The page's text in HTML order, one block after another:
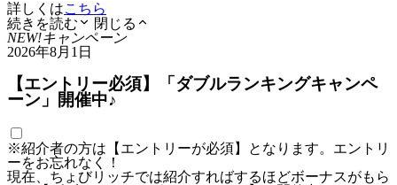
詳しくはこちら
続きを読む
閉じる
NEW!キャンペーン
2026年8月1日
【エントリー必須】「ダブルランキングキャンペ
ーン」開催中♪
※紹介者の方は【エントリーが必須】となります。エントリ
ーをお忘れなく！
現在、ちょびリッチでは紹介すればするほどボーナスがもら